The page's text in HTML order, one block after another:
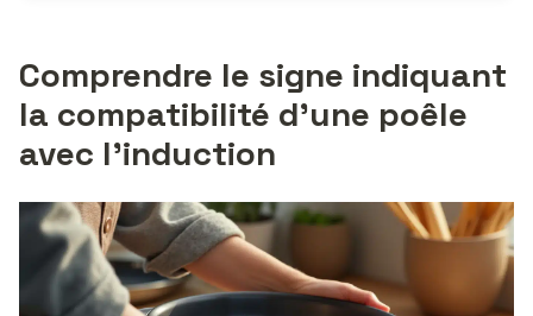
Comprendre le signe indiquant
la compatibilité d’une poêle
avec l’induction